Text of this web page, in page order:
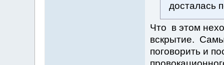
досталась
Что в этом
вскрытие.
поговорить и